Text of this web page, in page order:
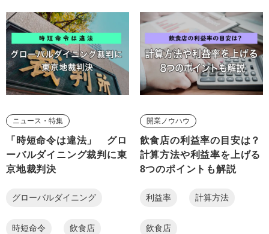
ニュース・特集
「時短命令は違法」 グロ
ーバルダイニング裁判に東
京地裁判決
グローバルダイニング
時短命令 飲食店
開業ノウハウ
飲食店の利益率の目安は？
計算方法や利益率を上げる
8つのポイントも解説
利益率 計算方法
飲食店